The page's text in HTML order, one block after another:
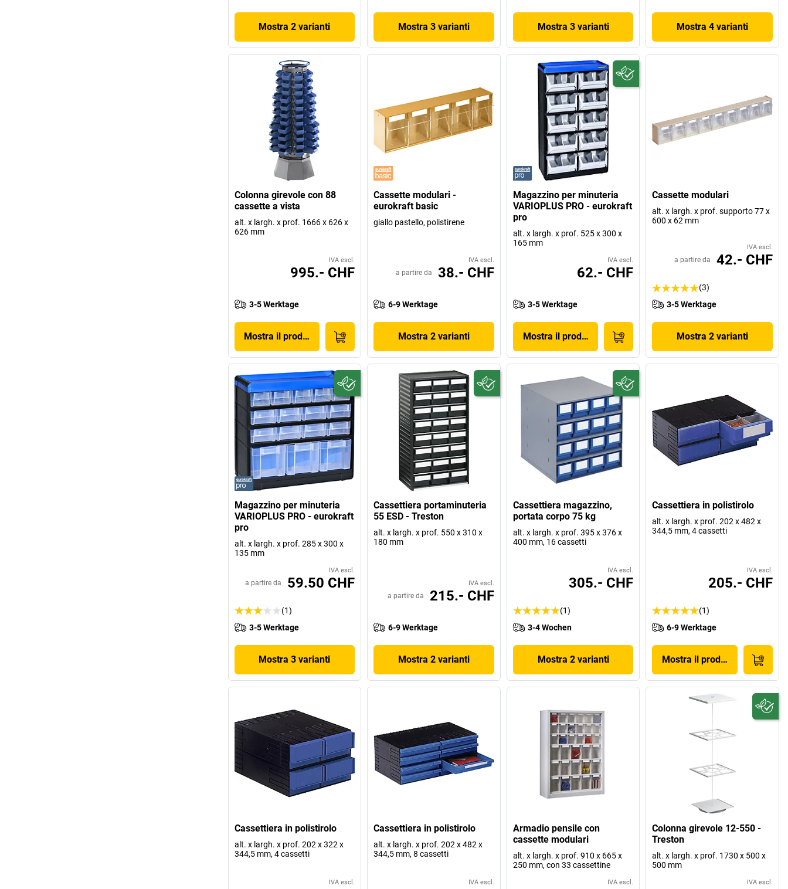
Mostra 2 varianti Mostra 3 varianti Mostra 3 varianti Mostra 4 varianti
Colonna girevole con 88
cassette a vista
alt. x largh. x prof. 1666 x 626 x
626 mm
IVA escl.
995.- CHF
3-5 Werktage
Mostra il prodotto
Cassette modulari -
eurokraft basic
giallo pastello, polistirene
IVA escl.
a partire da 38.- CHF
6-9 Werktage
Mostra 2 varianti
Magazzino per minuteria
VARIOPLUS PRO - eurokraft
pro
alt. x largh. x prof. 525 x 300 x
165 mm
IVA escl.
62.- CHF
3-5 Werktage
Mostra il prodotto
Cassette modulari
alt. x largh. x prof. supporto 77 x
600 x 62 mm
IVA escl.
a partire da 42.- CHF
(3)
3-5 Werktage
Mostra 2 varianti
Magazzino per minuteria
VARIOPLUS PRO - eurokraft
pro
alt. x largh. x prof. 285 x 300 x
135 mm
IVA escl.
a partire da 59.50 CHF
(1)
3-5 Werktage
Mostra 3 varianti
Cassettiera portaminuteria
55 ESD - Treston
alt. x largh. x prof. 550 x 310 x
180 mm
IVA escl.
a partire da 215.- CHF
6-9 Werktage
Mostra 2 varianti
Cassettiera magazzino,
portata corpo 75 kg
alt. x largh. x prof. 395 x 376 x
400 mm, 16 cassetti
IVA escl.
305.- CHF
(1)
3-4 Wochen
Mostra 2 varianti
Cassettiera in polistirolo
alt. x largh. x prof. 202 x 482 x
344,5 mm, 4 cassetti
IVA escl.
205.- CHF
(1)
6-9 Werktage
Mostra il prodotto
Cassettiera in polistirolo
alt. x largh. x prof. 202 x 322 x
344,5 mm, 4 cassetti
IVA escl.
Cassettiera in polistirolo
alt. x largh. x prof. 202 x 482 x
344,5 mm, 8 cassetti
IVA escl.
Armadio pensile con
cassette modulari
alt. x largh. x prof. 910 x 665 x
250 mm, con 33 cassettine
IVA escl.
Colonna girevole 12-550 -
Treston
alt. x largh. x prof. 1730 x 500 x
500 mm
IVA escl.